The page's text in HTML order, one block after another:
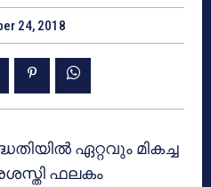
24, 2018
ഏറ്റവും മികച്ച
ഫലകം